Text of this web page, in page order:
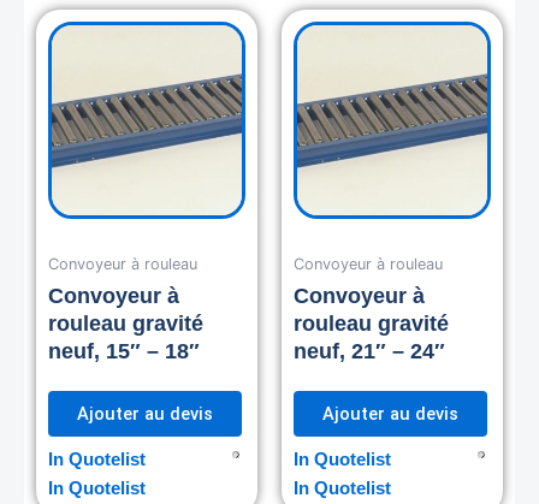
Convoyeur à rouleau
Convoyeur à
rouleau gravité
neuf, 15″ – 18″
Ajouter au devis
In Quotelist
In Quotelist
Convoyeur à rouleau
Convoyeur à
rouleau gravité
neuf, 21″ – 24″
Ajouter au devis
In Quotelist
In Quotelist